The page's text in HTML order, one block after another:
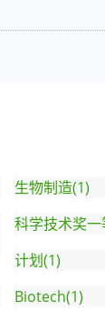
生物制造(1)
科学技术奖一
计划(1)
Biotech(1)